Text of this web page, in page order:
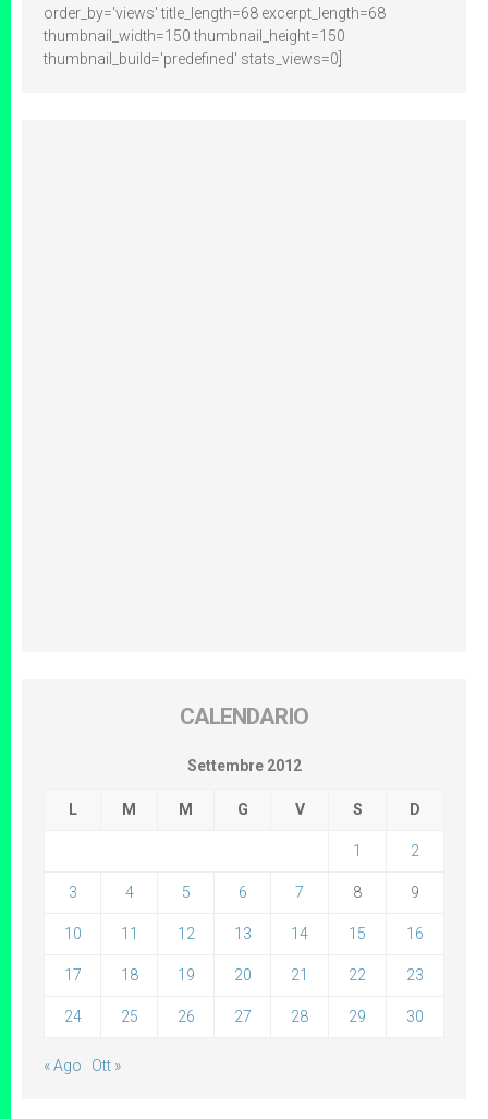
order_by='views' title_length=68 excerpt_length=68
thumbnail_width=150 thumbnail_height=150
thumbnail_build='predefined' stats_views=0]
CALENDARIO
Settembre 2012
L M M G V S D
1 2
3 4 5 6 7 8 9
10 11 12 13 14 15 16
17 18 19 20 21 22 23
24 25 26 27 28 29 30
« Ago Ott »